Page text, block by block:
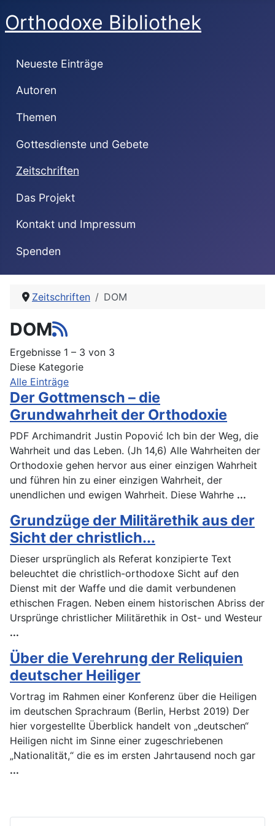
Orthodoxe Bibliothek
Neueste Einträge
Autoren
Themen
Gottesdienste und Gebete
Zeitschriften
Das Projekt
Kontakt und Impressum
Spenden
Zeitschriften DOM
DOM
Ergebnisse 1 – 3 von 3
Diese Kategorie
Alle Einträge
Der Gottmensch – die
Grundwahrheit der Orthodoxie
PDF Archimandrit Justin Popović Ich bin der Weg, die
Wahrheit und das Leben. (Jh 14,6) Alle Wahrheiten der
Orthodoxie gehen hervor aus einer einzigen Wahrheit
und führen hin zu einer einzigen Wahrheit, der
unendlichen und ewigen Wahrheit. Diese Wahrhe ...
Grundzüge der Militärethik aus der
Sicht der christlich...
Dieser ursprünglich als Referat konzipierte Text
beleuchtet die christlich-orthodoxe Sicht auf den
Dienst mit der Waffe und die damit verbundenen
ethischen Fragen. Neben einem historischen Abriss der
Ursprünge christlicher Militärethik in Ost- und Westeur
...
Über die Verehrung der Reliquien
deutscher Heiliger
Vortrag im Rahmen einer Konferenz über die Heiligen
im deutschen Sprachraum (Berlin, Herbst 2019) Der
hier vorgestellte Überblick handelt von „deutschen“
Heiligen nicht im Sinne einer zugeschriebenen
„Nationalität,“ die es im ersten Jahrtausend noch gar
...